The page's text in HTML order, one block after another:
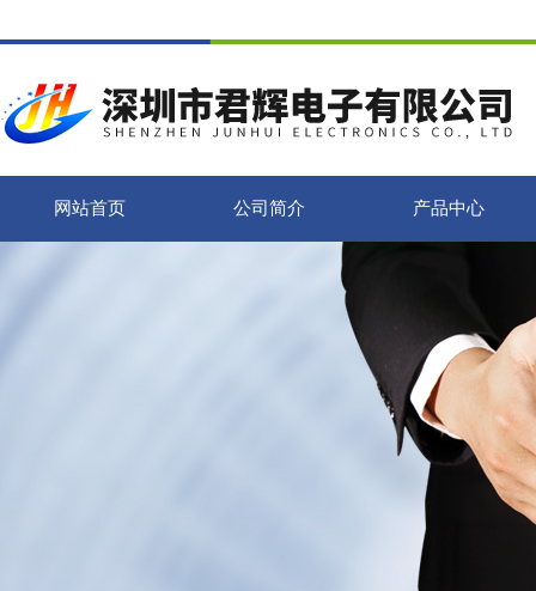
网站首页 公司简介 产品中心